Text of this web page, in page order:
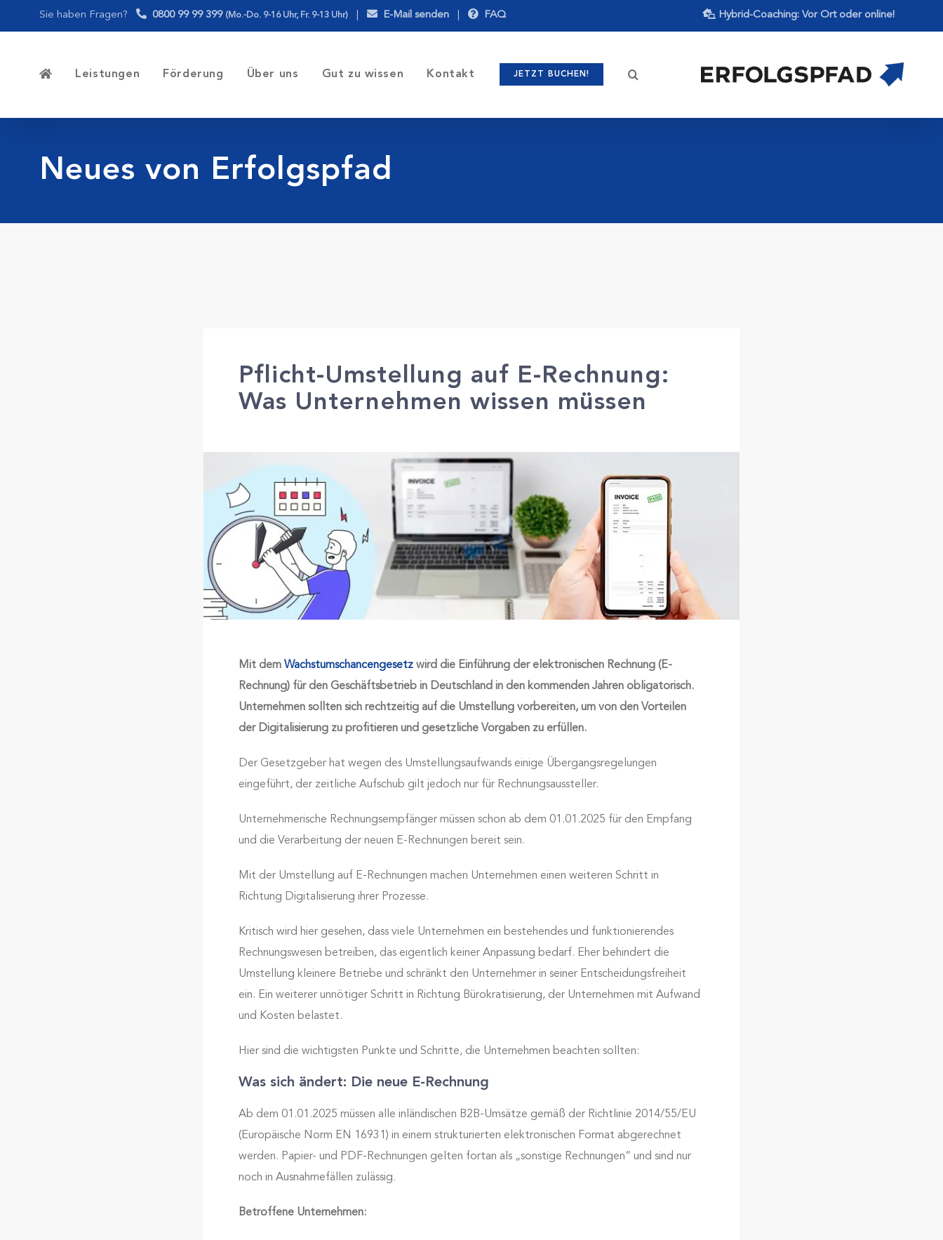
to
Sie haben Fragen? 0800 99 99 399 (Mo.-Do. 9-16 Uhr, Fr. 9-13 Uhr)| E-Mail senden| FAQ Hybrid-Coaching: Vor Ort oder online!
Leistungen Förderung Über uns Gut zu wissen Kontakt JETZT BUCHEN!
Neues von Erfolgspfad
Pflicht-Umstellung auf E-Rechnung:
Was Unternehmen wissen müssen
Mit dem Wachstumschancengesetzwird die Einführung der elektronischen Rechnung (E-
Rechnung) für den Geschäftsbetrieb in Deutschland in den kommenden Jahren obligatorisch.
Unternehmen sollten sich rechtzeitig auf die Umstellung vorbereiten, um von den Vorteilen
der Digitalisierung zu profitieren und gesetzliche Vorgaben zu erfüllen.
Der Gesetzgeber hat wegen des Umstellungsaufwands einige Übergangsregelungen
eingeführt, der zeitliche Aufschub gilt jedoch nur für Rechnungsaussteller.
Unternehmerische Rechnungsempfänger müssen schon ab dem 01.01.2025 für den Empfang
und die Verarbeitung der neuen E-Rechnungen bereit sein.
Mit der Umstellung auf E-Rechnungen machen Unternehmen einen weiteren Schritt in
Richtung Digitalisierung ihrer Prozesse.
Kritisch wird hier gesehen, dass viele Unternehmen ein bestehendes und funktionierendes
Rechnungswesen betreiben, das eigentlich keiner Anpassung bedarf. Eher behindert die
Umstellung kleinere Betriebe und schränkt den Unternehmer in seiner Entscheidungsfreiheit
ein. Ein weiterer unnötiger Schritt in Richtung Bürokratisierung, der Unternehmen mit Aufwand
und Kosten belastet.
Hier sind die wichtigsten Punkte und Schritte, die Unternehmen beachten sollten:
Was sich ändert: Die neue E-Rechnung
Ab dem 01.01.2025 müssen alle inländischen B2B-Umsätze gemäß der Richtlinie 2014/55/EU
(Europäische Norm EN 16931) in einem strukturierten elektronischen Format abgerechnet
werden. Papier- und PDF-Rechnungen gelten fortan als „sonstige Rechnungen“ und sind nur
noch in Ausnahmefällen zulässig.
Betroffene Unternehmen: